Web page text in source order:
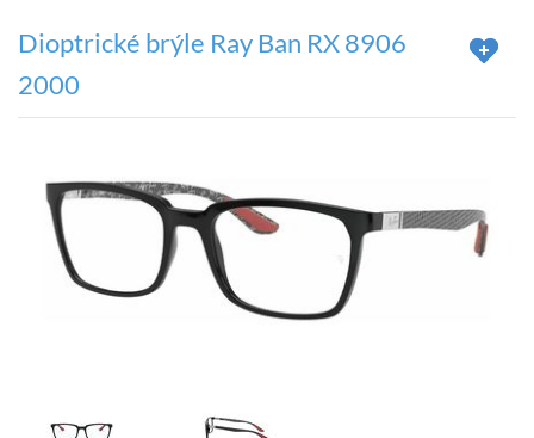
Dioptrické brýle Ray Ban RX 8906
2000